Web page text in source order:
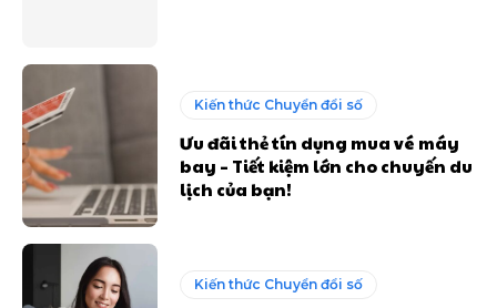
Kiến thức Chuyển đổi số
Ưu đãi thẻ tín dụng mua vé máy
bay – Tiết kiệm lớn cho chuyến du
lịch của bạn!
Kiến thức Chuyển đổi số